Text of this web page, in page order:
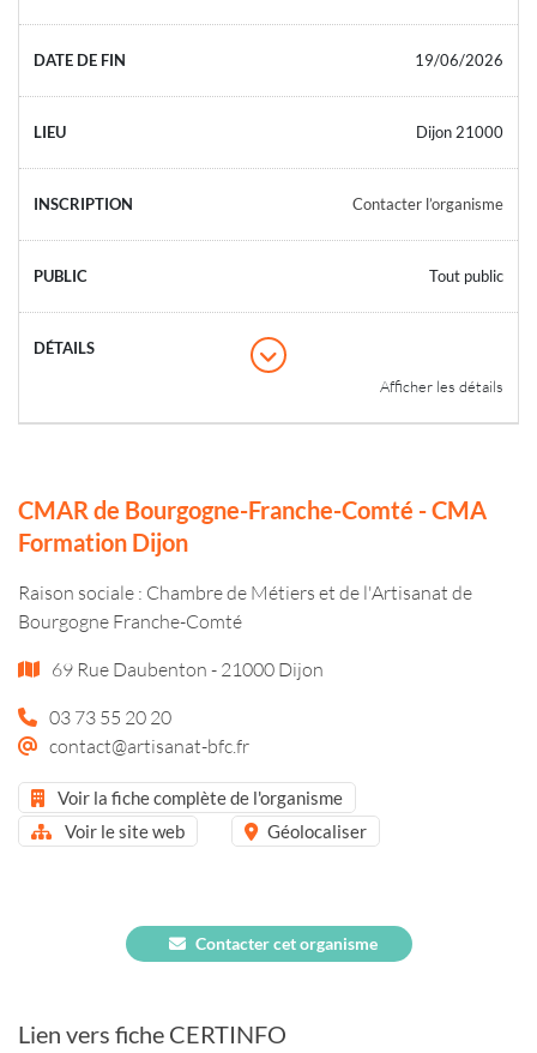
19/06/2026
Dijon 21000
Contacter l’organisme
Tout public
Afficher les détails
CMAR de Bourgogne-Franche-Comté - CMA
Formation Dijon
Raison sociale : Chambre de Métiers et de l'Artisanat de
Bourgogne Franche-Comté
69 Rue Daubenton - 21000 Dijon
03 73 55 20 20
contact@artisanat-bfc.fr
Voir la fiche complète de l'organisme
Voir le site web
Géolocaliser
Contacter cet organisme
Lien vers fiche CERTINFO